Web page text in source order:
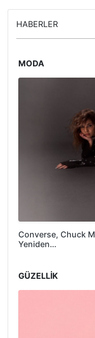
HABERLER
MODA
Converse, Chuck
Yeniden…
GÜZELLİK